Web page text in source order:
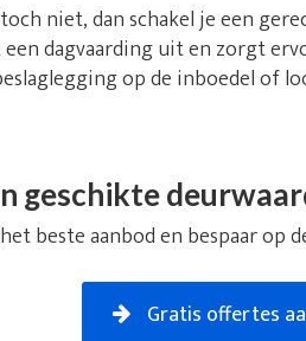
niet, dan schakel je een
dagvaarding uit en zorgt
op de inboedel of
geschikte
beste aanbod en bespaar op
Gratis offertes